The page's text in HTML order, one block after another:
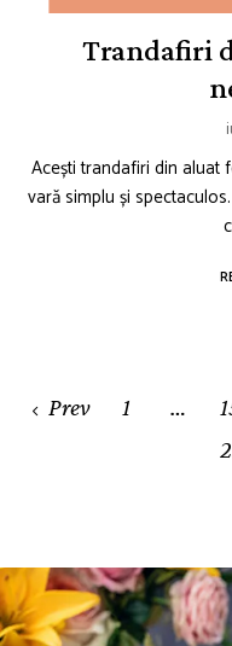
Trandafiri
Acești trandafiri din aluat
vară simplu și
Posts
Prev 1 …